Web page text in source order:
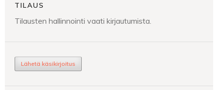
TILAUS
Tilausten hallinnointi vaati kirjautumista.
Lähetä käsikirjoitus